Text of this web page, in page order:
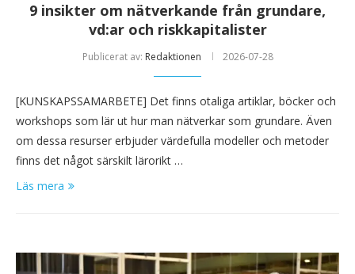
9 insikter om nätverkande från grundare,
vd:ar och riskkapitalister
Publicerat av: Redaktionen 2026-07-28
[KUNSKAPSSAMARBETE] Det finns otaliga artiklar, böcker och
workshops som lär ut hur man nätverkar som grundare. Även
om dessa resurser erbjuder värdefulla modeller och metoder
finns det något särskilt lärorikt …
Läs mera